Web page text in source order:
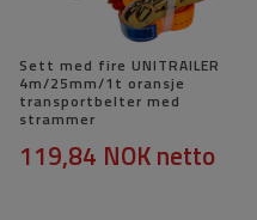
Sett med fire UNITRAILER
4m/25mm/1t oransje
transportbelter med
strammer
119,84 NOKnetto